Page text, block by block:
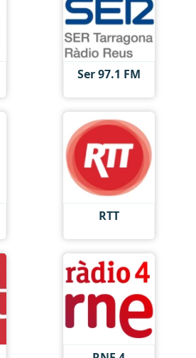
Ser 97.1 FM
RTT